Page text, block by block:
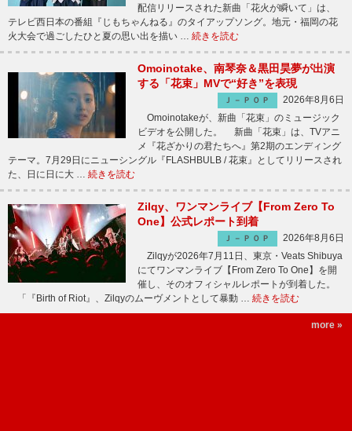
配信リリースされた新曲「花火が瞬いて」は、
テレビ西日本の番組『じもちゃんねる』のタイアップソング。地元・福岡の花
火大会で過ごしたひと夏の思い出を描い … 続きを読む
Omoinotake、南琴奈＆黒田昊夢が出演
する「花束」MVで“好き”を表現
Ｊ－ＰＯＰ
2026年8月6日
Omoinotakeが、新曲「花束」のミュージック
ビデオを公開した。 新曲「花束」は、TVアニ
メ『花ざかりの君たちへ』第2期のエンディング
テーマ。7月29日にニューシングル『FLASHBULB / 花束』としてリリースされ
た、日に日に大 … 続きを読む
Zilqy、ワンマンライブ【From Zero To
One】公式レポート到着
Ｊ－ＰＯＰ
2026年8月6日
Zilqyが2026年7月11日、東京・Veats Shibuya
にてワンマンライブ【From Zero To One】を開
催し、そのオフィシャルレポートが到着した。
「『Birth of Riot』、Zilqyのムーヴメントとして暴動 … 続きを読む
more »